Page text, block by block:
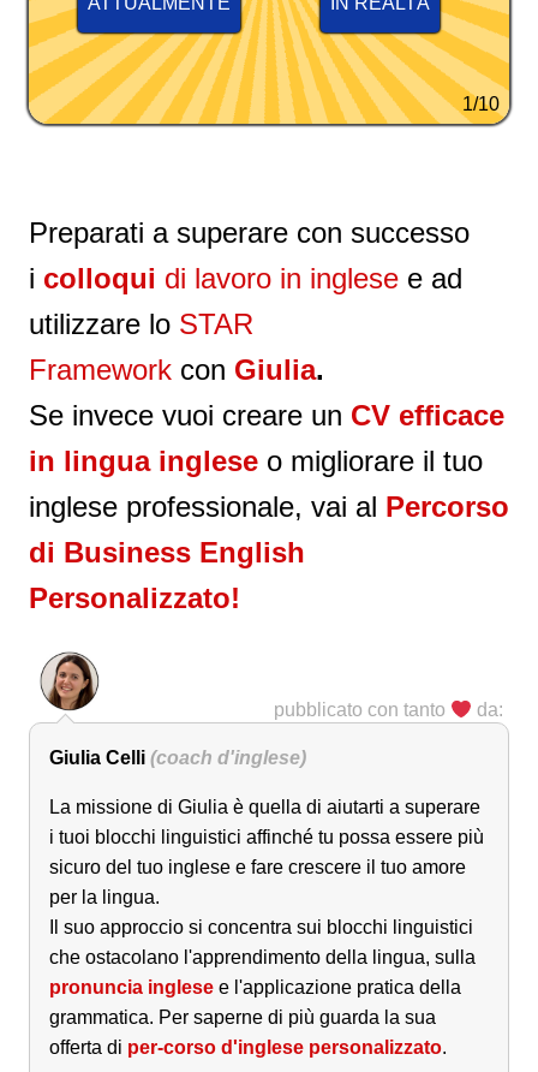
1/10
Preparati a superare con successo
i colloqui di lavoro in inglese e ad
utilizzare lo STAR
Framework con Giulia.
Se invece vuoi creare un CV efficace
in lingua inglese o migliorare il tuo
inglese professionale, vai al Percorso
di Business English
Personalizzato!
pubblicato con tanto da:
Giulia Celli (coach d'inglese)
La missione di Giulia è quella di aiutarti a superare
i tuoi blocchi linguistici affinché tu possa essere più
sicuro del tuo inglese e fare crescere il tuo amore
per la lingua.
Il suo approccio si concentra sui blocchi linguistici
che ostacolano l'apprendimento della lingua, sulla
pronuncia inglese e l'applicazione pratica della
grammatica. Per saperne di più guarda la sua
offerta di per-corso d'inglese personalizzato.